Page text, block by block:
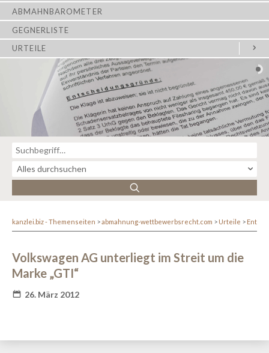
ABMAHNBAROMETER
GEGNERLISTE
URTEILE
kanzlei.biz - Themenseiten abmahnung-wettbewerbsrecht.com Urteile
Volkswagen AG unterliegt im Streit um die
Marke „GTI“
26. März 2012